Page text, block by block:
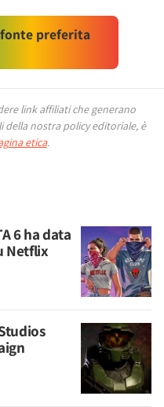
preferita
link affiliati che generano
della nostra policy editoriale, è
etica.
6 ha data
Netflix